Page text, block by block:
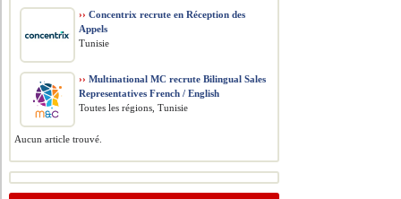
›› Concentrix recrute en Réception des
Appels
Tunisie
›› Multinational MC recrute Bilingual Sales
Representatives French / English
Toutes les régions, Tunisie
Aucun article trouvé.